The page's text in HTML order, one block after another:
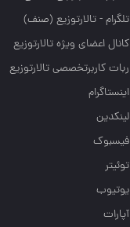
تلگرام - تالارتوزیع (صنف)
کانال اعضای ویژه تالارتوزیع
ربات کاربرتخصصی تالارتوزیع
اینستاگرام
لینکدین
فیسبوک
توئیتر
یوتیوب
آپارات